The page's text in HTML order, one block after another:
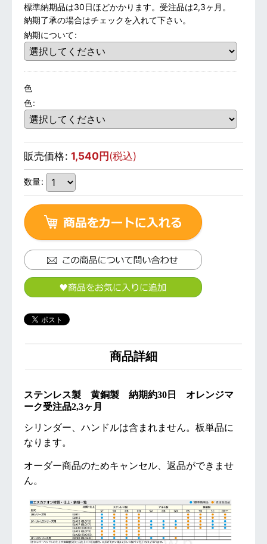
標準納期品は30日ほどかかります。受注品は2,3ヶ月。
納期了承の場合はチェックを入れて下さい。
納期について:
色
色:
販売価格: 1,540円(税込)
数量:
商品詳細
ステンレス製 黄銅製 納期約30日 オレンジマ
ーク受注品2,3ヶ月
シリンダー、ハンドルは含まれません。板単品に
なります。
オーダー商品のためキャンセル、返品ができませ
ん。